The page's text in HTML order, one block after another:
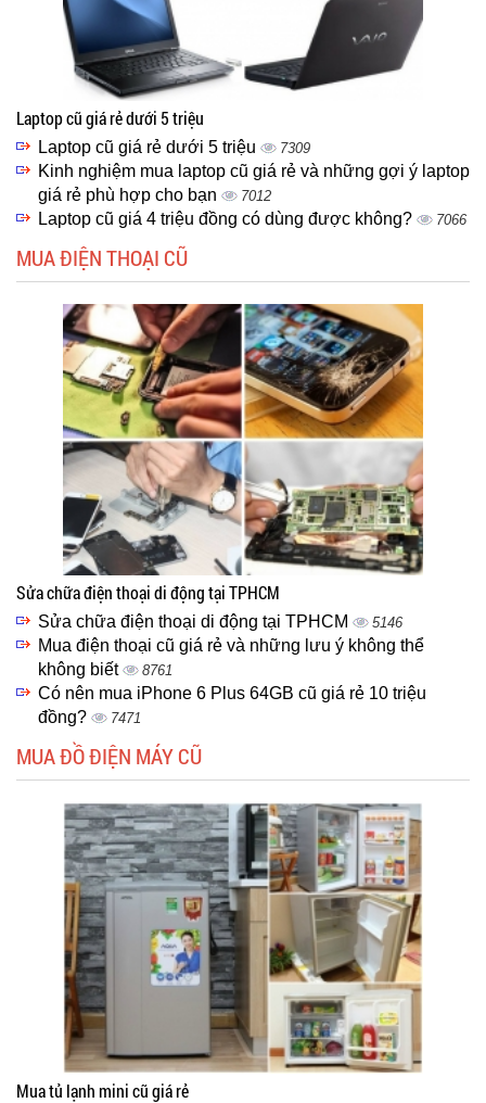
Laptop cũ giá rẻ dưới 5 triệu
Laptop cũ giá rẻ dưới 5 triệu 7309
Kinh nghiệm mua laptop cũ giá rẻ và những gợi ý laptop
giá rẻ phù hợp cho bạn
7012
Laptop cũ giá 4 triệu đồng có dùng được không? 7066
MUA ĐIỆN THOẠI CŨ
Sửa chữa điện thoại di động tại TPHCM
Sửa chữa điện thoại di động tại TPHCM 5146
Mua điện thoại cũ giá rẻ và những lưu ý không thể
không biết
8761
Có nên mua iPhone 6 Plus 64GB cũ giá rẻ 10 triệu
đồng?
7471
MUA ĐỒ ĐIỆN MÁY CŨ
Mua tủ lạnh mini cũ giá rẻ